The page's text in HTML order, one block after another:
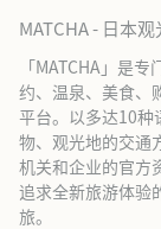
MATCHA - 日本
「MATCHA」是
约、温泉、美食、
平台。以多达10种
物、观光地的交通
机关和企业的官方
追求全新旅游体验
旅。